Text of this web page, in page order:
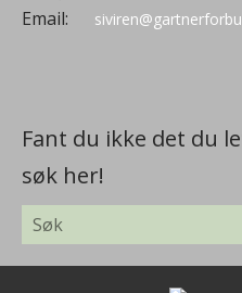
Email:
Fant du ikke det du
søk her!